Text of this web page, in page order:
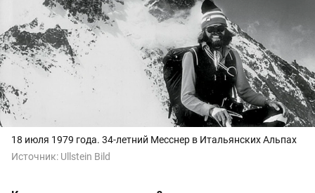
18 июля 1979 года. 34-летний Месснер в Итальянских Альпах
Источник: Ullstein Bild